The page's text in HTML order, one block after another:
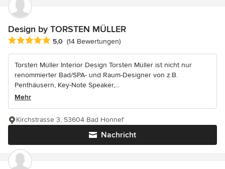
Design by TORSTEN MÜLLER
Durchschnittliche Bewertung: 5 von 5 Sternen
5,0 (14 Bewertungen)
Torsten Müller Interior Design Torsten Müller ist nicht nur
renommierter Bad/SPA- und Raum-Designer von z.B.
Penthäusern, Key-Note Speaker,...
Mehr
Nachricht
Kirchstrasse 3, 53604 Bad Honnef